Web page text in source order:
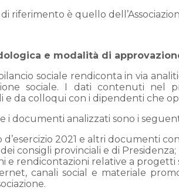
riferimento è quello
e modalità di
sociale rendiconta in via
sociale. I dati contenuti nel
da colloqui con i dipendenti che
i documenti analizzati sono i
d’esercizio 2021 e altri documenti
consigli provinciali e di Presidenza;
e rendicontazioni relative a progetti
canali social e materiale